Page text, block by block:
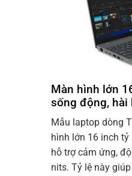
Màn hình lớn
sống động, hài
Mẫu laptop dòng
hình lớn 16 inch tỷ
hỗ trợ cảm ứng,
nits. Tỷ lệ này